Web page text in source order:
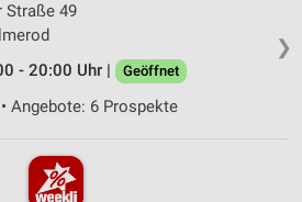
❯
Straße 49
- 20:00 Uhr |
Geöffnet
Angebote: 6 Prospekte